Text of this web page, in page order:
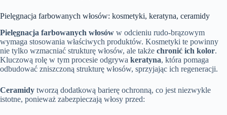
Pielęgnacja farbowanych włosów: kosmetyki, keratyna, ceramidy
Pielęgnacja farbowanych włosów w odcieniu rudo-brązowym
wymaga stosowania właściwych produktów. Kosmetyki te powinny
nie tylko wzmacniać strukturę włosów, ale także chronić ich kolor.
Kluczową rolę w tym procesie odgrywa keratyna, która pomaga
odbudować zniszczoną strukturę włosów, sprzyjając ich regeneracji.
Ceramidy tworzą dodatkową barierę ochronną, co jest niezwykle
istotne, ponieważ zabezpieczają włosy przed: